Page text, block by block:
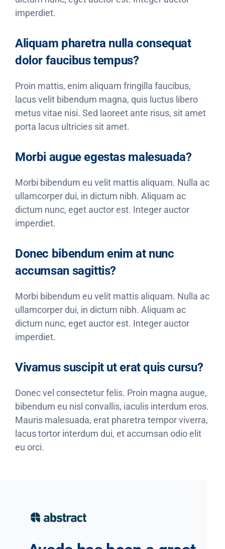
imperdiet.
Aliquam pharetra nulla consequat
dolor faucibus tempus?
Proin mattis, enim aliquam fringilla faucibus,
lacus velit bibendum magna, quis luctus libero
metus vitae nisi. Sed laoreet ante risus, sit amet
porta lacus ultricies sit amet.
Morbi augue egestas malesuada?
Morbi bibendum eu velit mattis aliquam. Nulla ac
ullamcorper dui, in dictum nibh. Aliquam ac
dictum nunc, eget auctor est. Integer auctor
imperdiet.
Donec bibendum enim at nunc
accumsan sagittis?
Morbi bibendum eu velit mattis aliquam. Nulla ac
ullamcorper dui, in dictum nibh. Aliquam ac
dictum nunc, eget auctor est. Integer auctor
imperdiet.
Vivamus suscipit ut erat quis cursu?
Donec vel consectetur felis. Proin magna augue,
bibendum eu nisl convallis, iaculis interdum eros.
Mauris malesuada, erat pharetra tempor viverra,
lacus tortor interdum dui, et accumsan odio elit
eu orci.